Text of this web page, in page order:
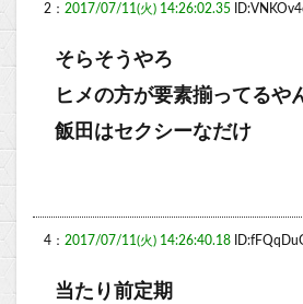
2： 2017/07/11(火) 14:26:02.35
そらそうやろ
ヒメの方が要素揃ってるや
飯田はセクシーなだけ
4： 2017/07/11(火) 14:26:40.18
当たり前定期